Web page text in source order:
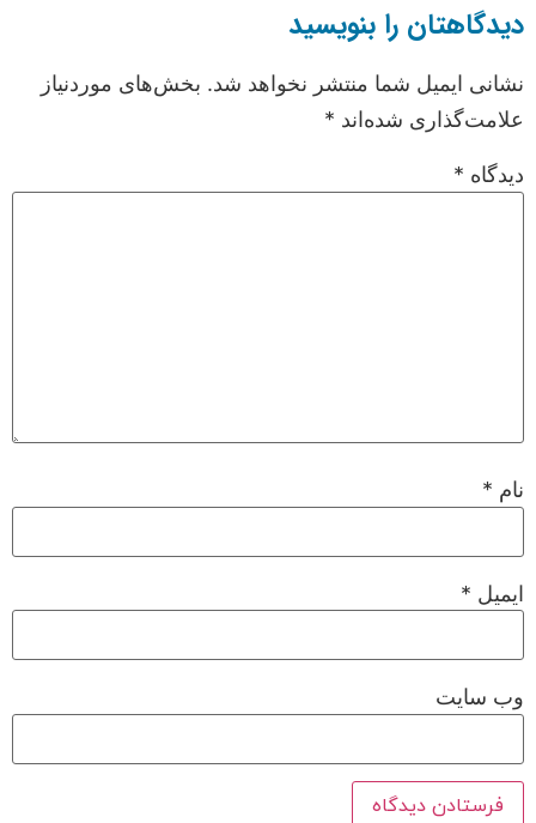
دیدگاهتان را بنویسید
نشانی ایمیل شما منتشر نخواهد شد. بخش‌های موردنیاز
علامت‌گذاری شده‌اند *
دیدگاه *
نام *
ایمیل *
وب‌ سایت